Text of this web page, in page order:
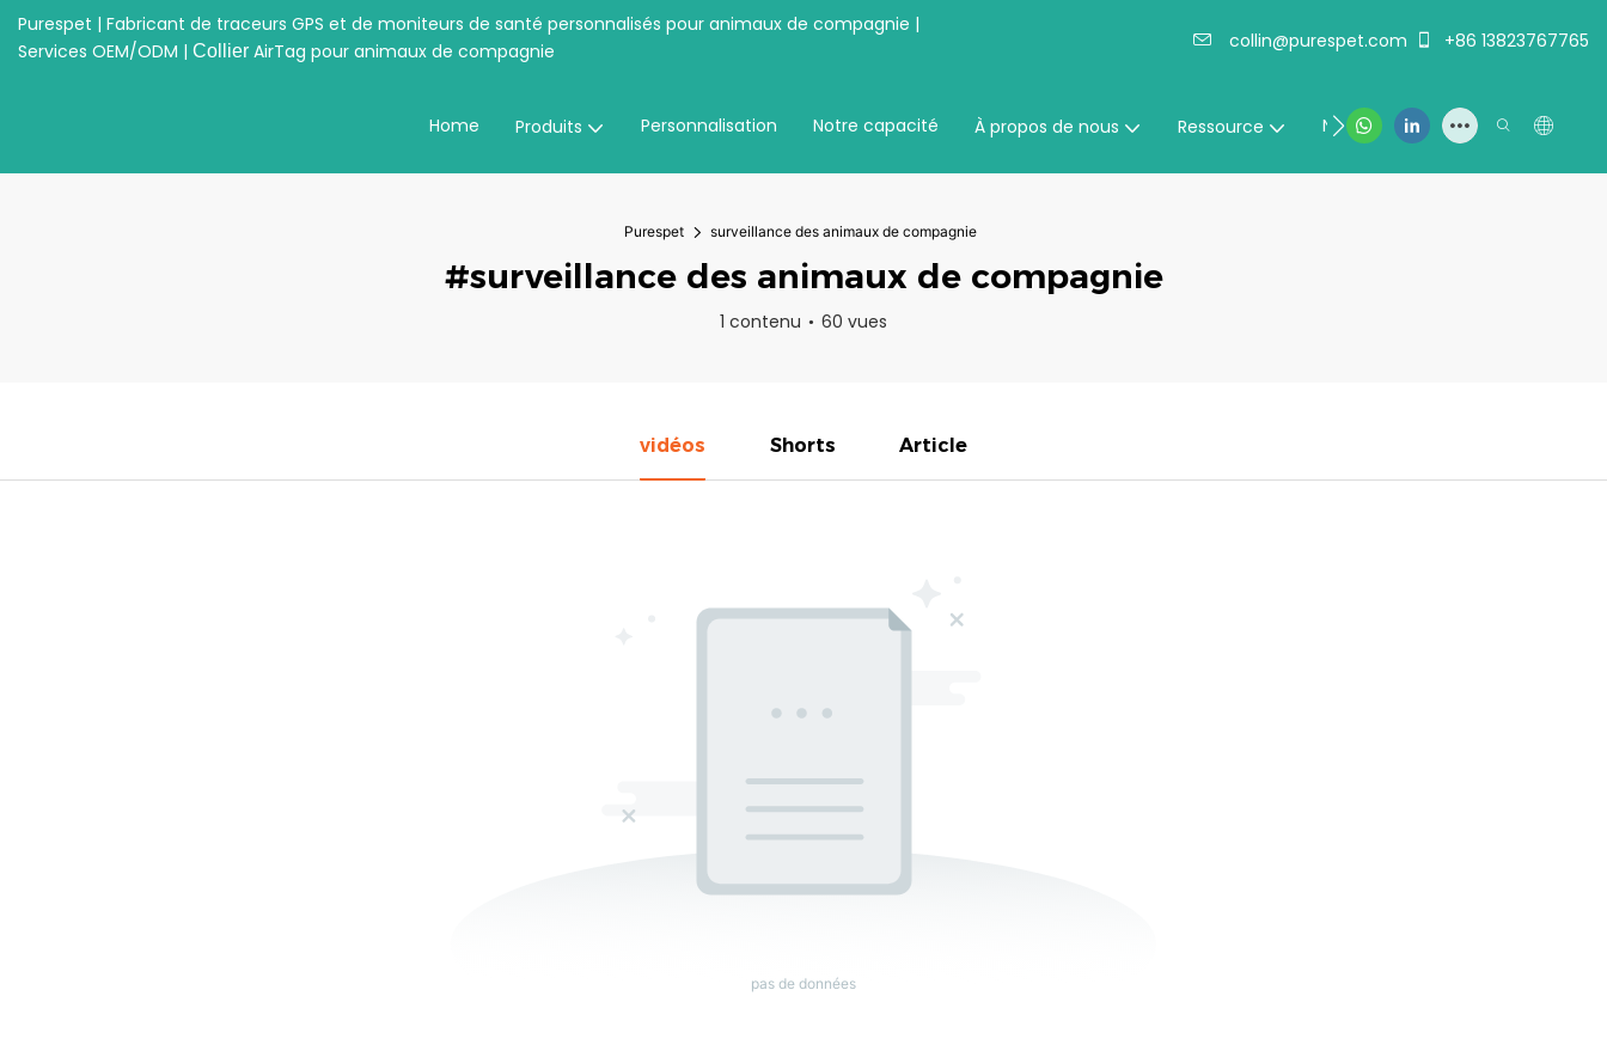
Purespet | Fabricant de traceurs GPS et de moniteurs de santé personnalisés pour animaux de compagnie |
Services OEM/ODM | Collier AirTag pour animaux de compagnie collin@purespet.com +86 13823767765
Home Produits Personnalisation Notre capacité À propos de nous Ressource Nous contacter
Purespet surveillance des animaux de compagnie
#surveillance des animaux de compagnie
1 contenu 60 vues
vidéos Shorts Article
pas de données